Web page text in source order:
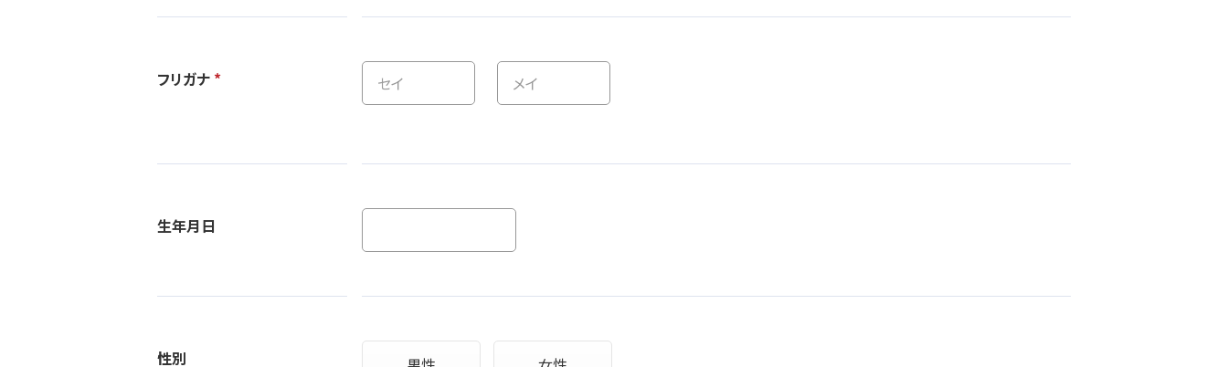
フリガナ *
生年月日
性別